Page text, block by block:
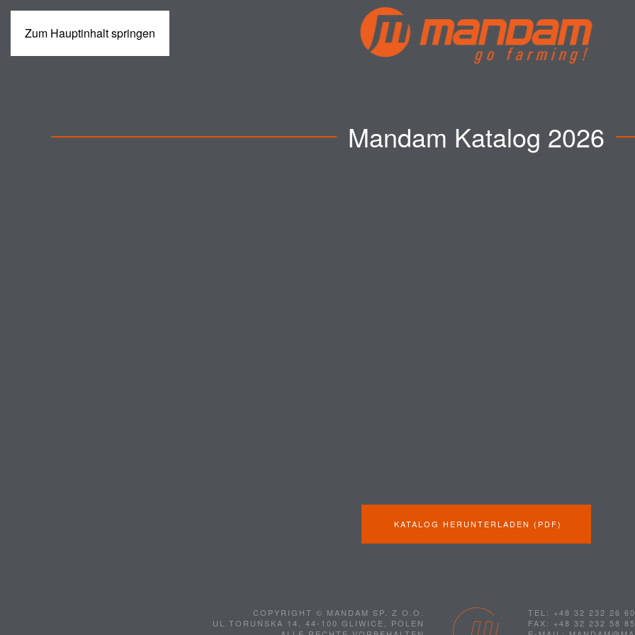
Zum Hauptinhalt springen
MASCHINEN
Mandam Katalog 2026
KATALOG HERUNTERLADEN (PDF)
COPYRIGHT © MANDAM SP. Z O.O.
UL.TORUŃSKA 14, 44-100 GLIWICE, POLEN
TEL: +48 32 232 26 60
FAX: +48 32 232 58 85